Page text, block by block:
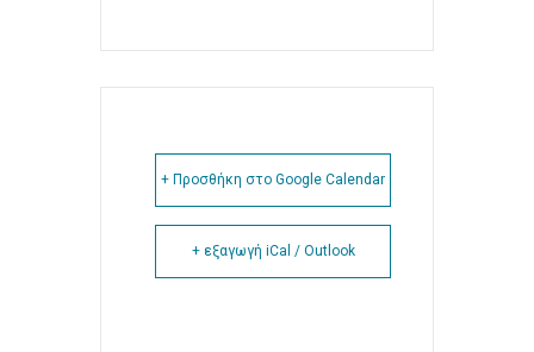
+ Προσθήκη στο Google Calendar
+ εξαγωγή iCal / Outlook